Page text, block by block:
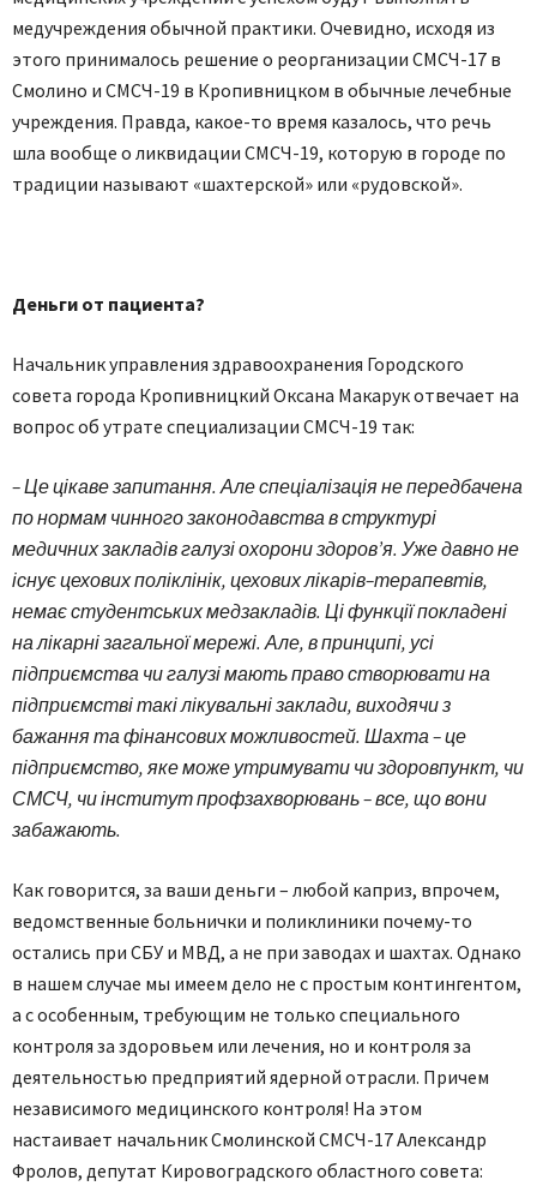
медучреждения обычной практики. Очевидно, исходя из
этого принималось решение о реорганизации СМСЧ-17 в
Смолино и СМСЧ-19 в Кропивницком в обычные лечебные
учреждения. Правда, какое-то время казалось, что речь
шла вообще о ликвидации СМСЧ-19, которую в городе по
традиции называют «шахтерской» или «рудовской».
Деньги от пациента?
Начальник управления здравоохранения Городского
совета города Кропивницкий Оксана Макарук отвечает на
вопрос об утрате специализации СМСЧ-19 так:
– Це цікаве запитання. Але спеціалізація не передбачена
по нормам чинного законодавства в структурі
медичних закладів галузі охорони здоров’я. Уже давно не
існує цехових поліклінік, цехових лікарів–терапевтів,
немає студентських медзакладів. Ці функції покладені
на лікарні загальної мережі. Але, в принципі, усі
підприємства чи галузі мають право створювати на
підприємстві такі лікувальні заклади, виходячи з
бажання та фінансових можливостей. Шахта – це
підприємство, яке може утримувати чи здоровпункт, чи
СМСЧ, чи інститут профзахворювань – все, що вони
забажають.
Как говорится, за ваши деньги – любой каприз, впрочем,
ведомственные больнички и поликлиники почему-то
остались при СБУ и МВД, а не при заводах и шахтах. Однако
в нашем случае мы имеем дело не с простым контингентом,
а с особенным, требующим не только специального
контроля за здоровьем или лечения, но и контроля за
деятельностью предприятий ядерной отрасли. Причем
независимого медицинского контроля! На этом
настаивает начальник Смолинской СМСЧ-17 Александр
Фролов, депутат Кировоградского областного совета: